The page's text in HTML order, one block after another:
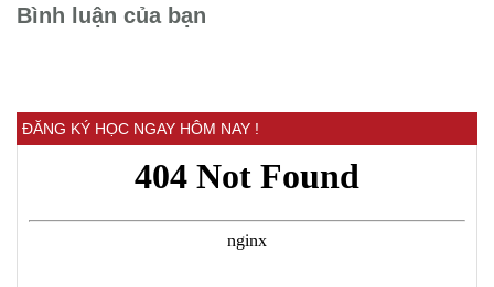
Bình luận của bạn
ĐĂNG KÝ HỌC NGAY HÔM NAY !